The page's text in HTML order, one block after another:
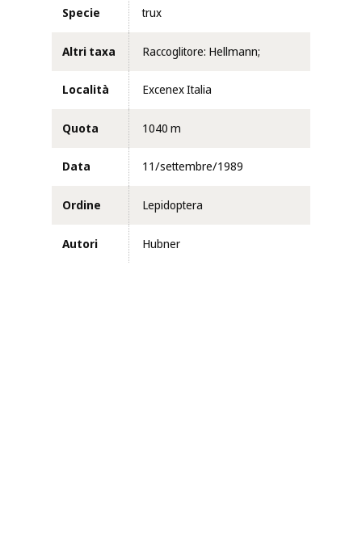
Specie trux
Altri taxa Raccoglitore: Hellmann;
Località Excenex Italia
Quota 1040 m
Data 11/settembre/1989
Ordine Lepidoptera
Autori Hubner